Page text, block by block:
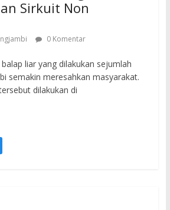
Sirkuit Non
0 Komentar
balap liar yang dilakukan sejumlah
semakin meresahkan masyarakat.
dilakukan di